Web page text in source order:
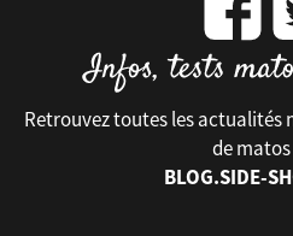
Retrouvez toutes les
de matos
BLOG.SIDE-